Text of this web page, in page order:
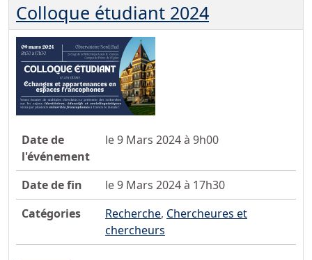
Colloque étudiant 2024
Date de
l'événement
le 9 Mars 2024 à 9h00
Date de fin
le 9 Mars 2024 à 17h30
Catégories
Recherche, Chercheures et
chercheurs